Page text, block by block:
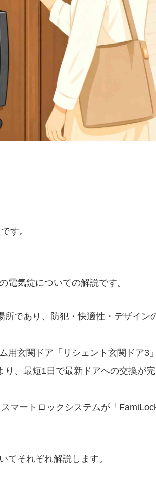
す。
電気錠についての解説です。
であり、防犯・快適性・デザイン
用玄関ドア「リシェント玄関ドア3
、最短1日で最新ドアへの交換が
マートロックシステムが「
てそれぞれ解説します。